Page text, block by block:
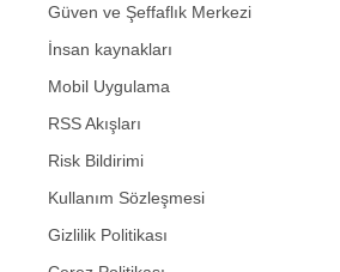
Güven ve Şeffaflık Merkezi
İnsan kaynakları
Mobil Uygulama
RSS Akışları
Risk Bildirimi
Kullanım Sözleşmesi
Gizlilik Politikası